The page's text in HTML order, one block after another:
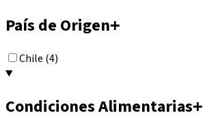
País de Origen+
Chile (4)
Condiciones Alimentarias+